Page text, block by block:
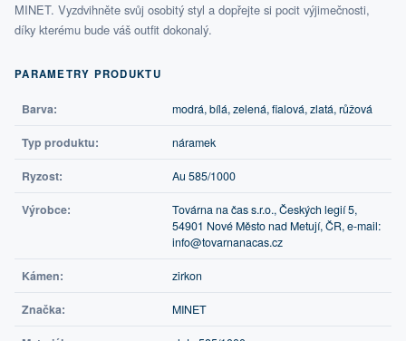
MINET. Vyzdvihněte svůj osobitý styl a dopřejte si pocit výjimečnosti,
díky kterému bude váš outfit dokonalý.
PARAMETRY PRODUKTU
Barva: modrá, bílá, zelená, fialová, zlatá, růžová
Typ produktu: náramek
Ryzost: Au 585/1000
Výrobce:
Továrna na čas s.r.o., Českých legií 5,
54901 Nové Město nad Metují, ČR, e-mail:
info@tovarnanacas.cz
Kámen: zirkon
Značka: MINET